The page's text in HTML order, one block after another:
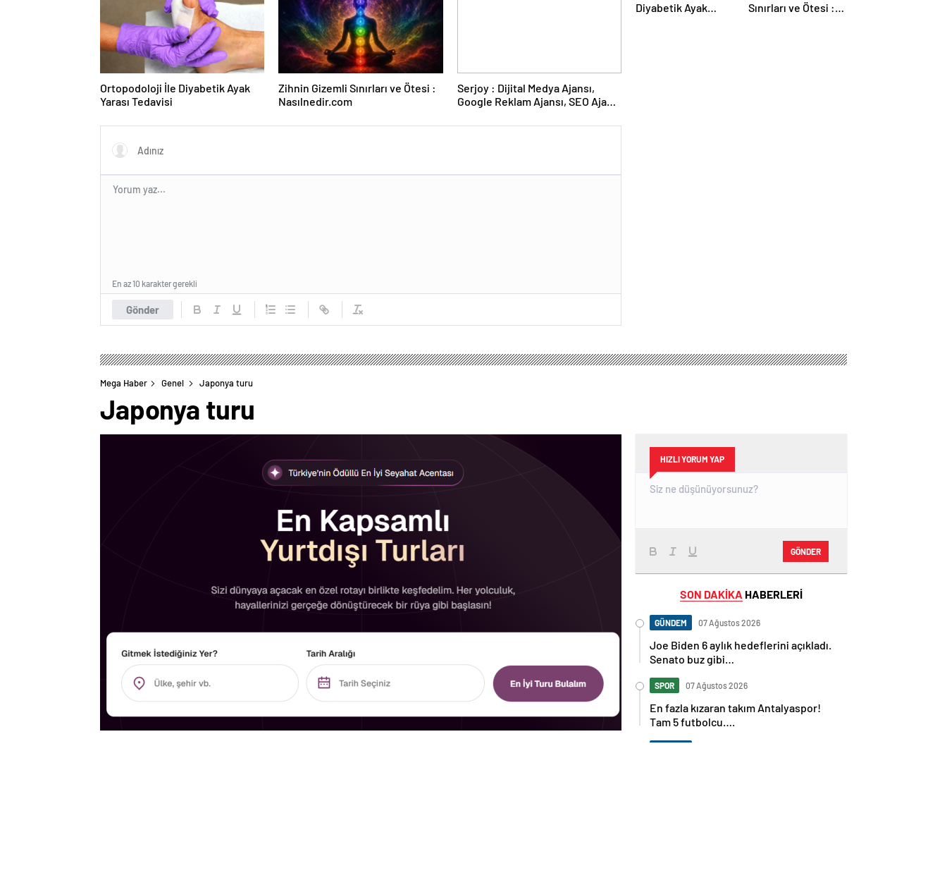
Ortopodoloji İle Diyabetik Ayak
Yarası Tedavisi
Zihnin Gizemli Sınırları ve Ötesi :
Nasılnedir.com
Serjoy : Dijital Medya Ajansı,
Google Reklam Ajansı, SEO Ajansı
Gönder
En az 10 karakter gerekli
Diyabetik Ayak
Sınırları ve Ötesi :
Mega Haber Genel Japonya turu
Japonya turu
HIZLI YORUM YAP
GÖNDER
SON DAKİKA HABERLERİ
GÜNDEM 07 Ağustos 2026
Joe Biden 6 aylık hedeflerini açıkladı.
Senato buz gibi…
SPOR 07 Ağustos 2026
En fazla kızaran takım Antalyaspor!
Tam 5 futbolcu….